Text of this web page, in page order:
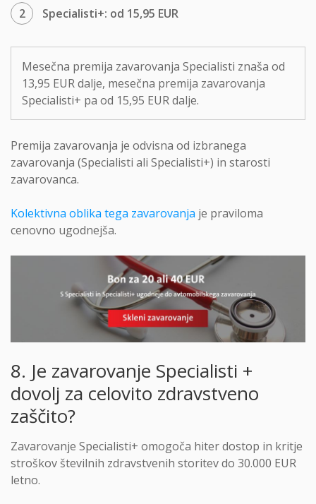
Specialisti+: od 15,95 EUR
Mesečna premija zavarovanja Specialisti znaša od
13,95 EUR dalje, mesečna premija zavarovanja
Specialisti+ pa od 15,95 EUR dalje.
Premija zavarovanja je odvisna od izbranega
zavarovanja (Specialisti ali Specialisti+) in starosti
zavarovanca.
Kolektivna oblika tega zavarovanja je praviloma
cenovno ugodnejša.
8. Je zavarovanje Specialisti +
dovolj za celovito zdravstveno
zaščito?
Zavarovanje Specialisti+ omogoča hiter dostop in kritje
stroškov številnih zdravstvenih storitev do 30.000 EUR
letno.